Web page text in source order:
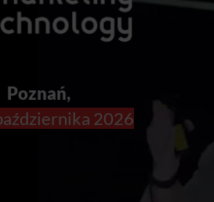
Poznań,
2026